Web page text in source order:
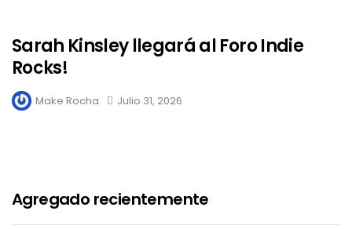
Sarah Kinsley llegará al Foro Indie
Rocks!
Make Rocha Julio 31, 2026
Agregado recientemente